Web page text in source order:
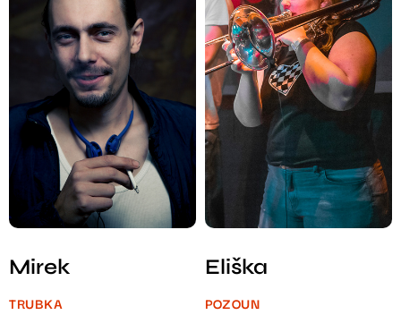
Mirek
TRUBKA
Eliška
POZOUN